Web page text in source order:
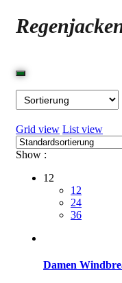
Grid view List view
Show :
12
12
24
36
Damen